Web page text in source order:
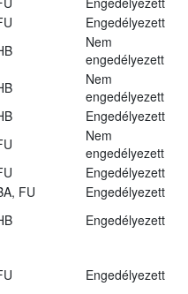
Engedélyezett
Nem
engedélyezett
Nem
engedélyezett
Engedélyezett
Nem
engedélyezett
Engedélyezett
FU
Engedélyezett
Engedélyezett
Engedélyezett